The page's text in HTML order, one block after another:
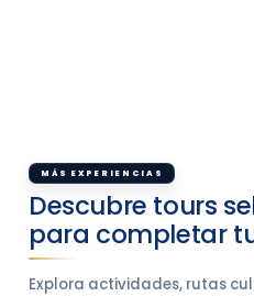
MÁS EXPERIENCIAS
Descubre tours
para completar
Explora actividades, rutas